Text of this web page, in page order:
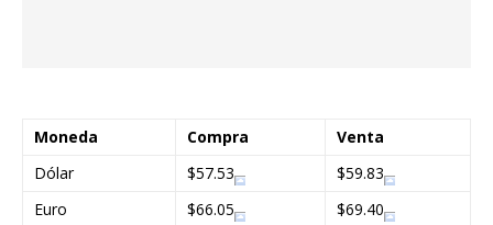
Moneda Compra
Venta
Dólar
$57.53
$59.83
Euro
$66.05
$69.40